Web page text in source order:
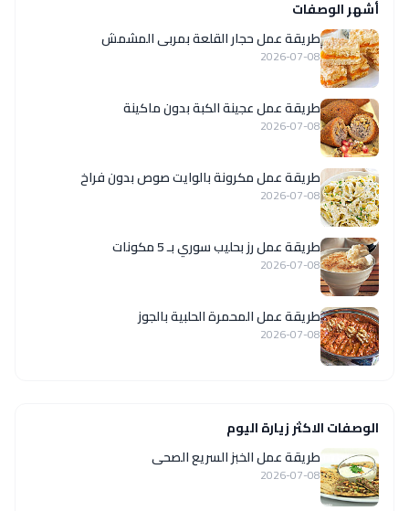
أشهر الوصفات
طريقة عمل حجار القلعة بمربى المشمش
2026-07-08
طريقة عمل عجينة الكبة بدون ماكينة
2026-07-08
طريقة عمل مكرونة بالوايت صوص بدون فراخ
2026-07-08
طريقة عمل رز بحليب سوري بـ 5 مكونات
2026-07-08
طريقة عمل المحمرة الحلبية بالجوز
2026-07-08
الوصفات الاكثر زيارة اليوم
طريقة عمل الخبز السريع الصحى
2026-07-08